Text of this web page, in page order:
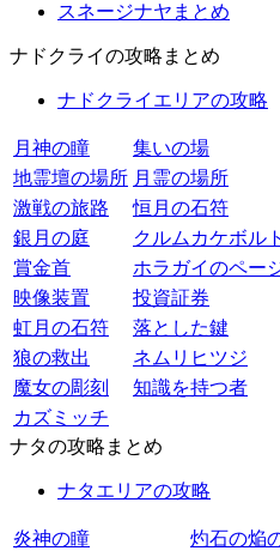
スネージナヤまとめ
ナドクライの攻略まとめ
ナドクライエリアの攻略
月神の瞳
集いの場
地霊壇の場所 月霊の場所
激戦の旅路
恒月の石符
銀月の庭
クルムカケボルト
賞金首
ホラガイのペー
映像装置
投資証券
虹月の石符
落とした鍵
狼の救出
ネムリヒツジ
魔女の彫刻
知識を持つ者
カズミッチ
ナタの攻略まとめ
ナタエリアの攻略
炎神の瞳
灼石の焔